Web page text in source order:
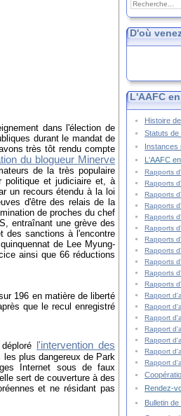
dans l'élection de
durant le mandat de
très tôt rendu compte
du blogueur Minerve
de la très populaire
politique et judiciaire et, à
un recours étendu à la loi
d'être des relais de la
de proches du chef
entraînant une grève des
des sanctions à l'encontre
de Lee Myung-
ainsi que 66 réductions
196 en matière de liberté
que le recul enregistré
l'intervention des
plus dangereux de Park
Internet sous de faux
sert de couverture à des
et ne résidant pas
D'où
L'AAFC
Histoire
Statuts de
Instances
L'AAFC
Rapports
Rapports
Rapports
Rapports
Rapports
Rapports
Rapports
Rapports
Rapports
Rapports
Rapports
Rapport
Rapport
Rapport
Rapport
Rapport
Rapport
Rapport
Rendez-
Bulletin